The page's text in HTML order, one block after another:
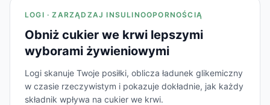
LOGI · ZARZĄDZAJ INSULINOOPORNOŚCIĄ
Obniż cukier we krwi lepszymi
wyborami żywieniowymi
Logi skanuje Twoje posiłki, oblicza ładunek glikemiczny
w czasie rzeczywistym i pokazuje dokładnie, jak każdy
składnik wpływa na cukier we krwi.